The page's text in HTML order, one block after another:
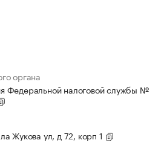
органа
Федеральной налоговой службы №
Жукова ул, д 72, корп 1